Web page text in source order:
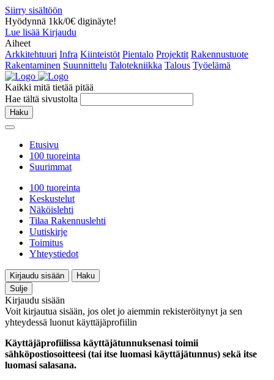
Siirry sisältöön
Hyödynnä 1kk/0€ diginäyte!
Lue lisää Kirjaudu
Aiheet
Arkkitehtuuri Infra Kiinteistöt Pientalo Projektit Rakennustuote
Rakentaminen Suunnittelu Talotekniikka Talous Työelämä
Kaikki mitä tietää pitää
Hae tältä sivustolta
Haku
Etusivu
100 tuoreinta
Suurimmat
100 tuoreinta
Keskustelut
Näköislehti
Tilaa Rakennuslehti
Uutiskirje
Toimitus
Yhteystiedot
Kirjaudu sisään
Haku
Sulje
Kirjaudu sisään
Voit kirjautua sisään, jos olet jo aiemmin rekisteröitynyt ja sen
yhteydessä luonut käyttäjäprofiilin
Käyttäjäprofiilissa käyttäjätunnuksenasi toimii
sähköpostiosoitteesi (tai itse luomasi käyttäjätunnus) sekä itse
luomasi salasana.